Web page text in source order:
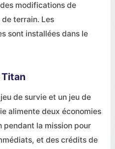
modifications de
terrain. Les
sont installées dans le
de survie et un jeu de
alimente deux économies
pendant la mission pour
et des crédits de